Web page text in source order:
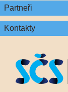
Partneři
Kontakty